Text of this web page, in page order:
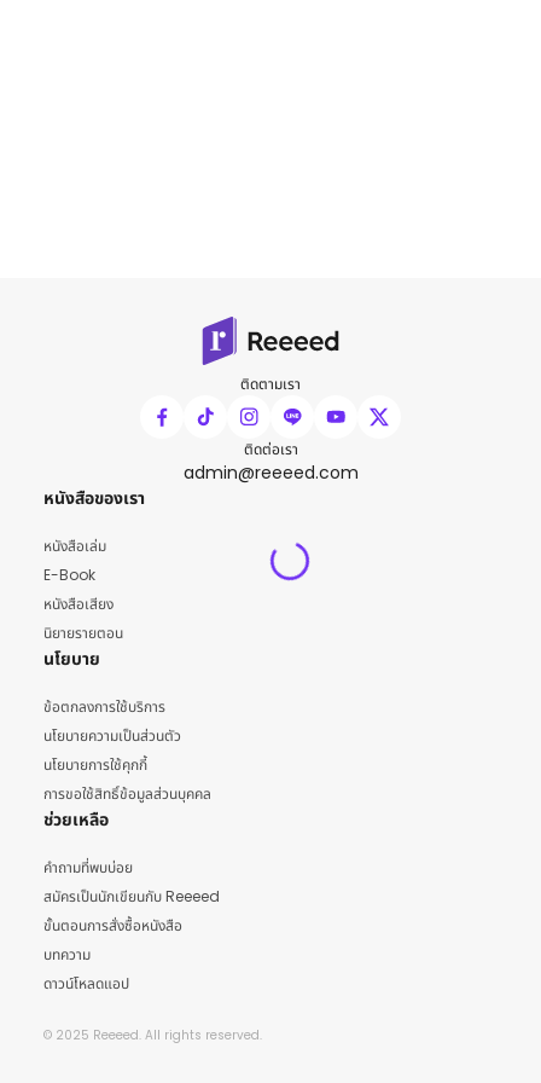
ติดตามเรา
ติดต่อเรา
admin@reeeed.com
หนังสือของเรา
หนังสือเล่ม
E-Book
หนังสือเสียง
นิยายรายตอน
นโยบาย
ข้อตกลงการใช้บริการ
นโยบายความเป็นส่วนตัว
นโยบายการใช้คุกกี้
การขอใช้สิทธิ์ข้อมูลส่วนบุคคล
ช่วยเหลือ
คำถามที่พบบ่อย
สมัครเป็นนักเขียนกับ Reeeed
ขั้นตอนการสั่งซื้อหนังสือ
บทความ
ดาวน์โหลดแอป
© 2025 Reeeed. All rights reserved.